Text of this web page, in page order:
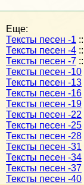
Еще:
Тексты песен -1 ::
Тексты песен -4 ::
Тексты песен -7 ::
Тексты песен -10
Тексты песен -13
Тексты песен -16
Тексты песен -19
Тексты песен -22
Тексты песен -25
Тексты песен -28
Тексты песен -31
Тексты песен -34
Тексты песен -37
Тексты песен -40